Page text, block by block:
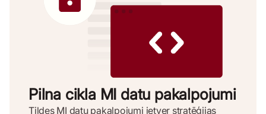
Pilna cikla MI datu pakalpojumi
Tildes MI datu pakalpojumi ietver stratēģijas